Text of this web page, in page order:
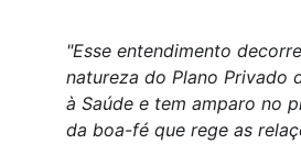
"Esse entendimento
natureza do Plano Privado
à Saúde e tem amparo no
da boa-fé que rege as